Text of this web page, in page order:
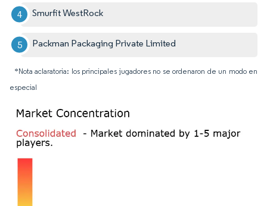
Smurfit WestRock
Packman Packaging Private Limited
*Nota aclaratoria: los principales jugadores no se ordenaron de un modo en
especial